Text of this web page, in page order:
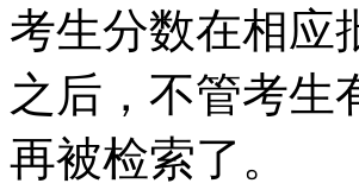
考生分数在相应
之后，不管考生
再被检索了。